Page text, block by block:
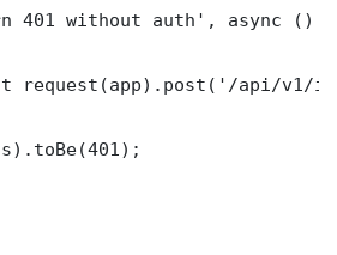
401 without auth', async ()
request(app).post('/api/v1/